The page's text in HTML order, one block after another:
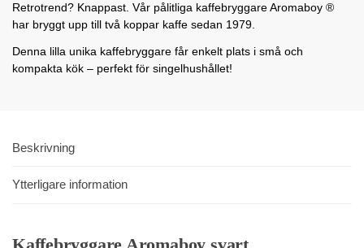
Retrotrend? Knappast. Vår pålitliga kaffebryggare Aromaboy ®
har bryggt upp till två koppar kaffe sedan 1979.
Denna lilla unika kaffebryggare får enkelt plats i små och
kompakta kök – perfekt för singelhushållet!
Beskrivning
Ytterligare information